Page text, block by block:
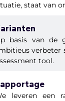
staat van
basis van de
verbeter
tool.
leveren een